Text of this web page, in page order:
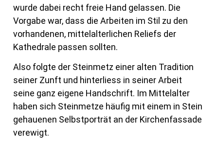
wurde dabei recht freie Hand gelassen. Die
Vorgabe war, dass die Arbeiten im Stil zu den
vorhandenen, mittelalterlichen Reliefs der
Kathedrale passen sollten.
Also folgte der Steinmetz einer alten Tradition
seiner Zunft und hinterliess in seiner Arbeit
seine ganz eigene Handschrift. Im Mittelalter
haben sich Steinmetze häufig mit einem in Stein
gehauenen Selbstporträt an der Kirchenfassade
verewigt.